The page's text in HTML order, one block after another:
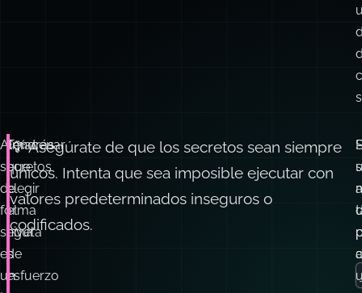
Almacenar
secretos
de
forma
segura
es
un
Tendrás
que
elegir
el
nivel
de
esfuerzo
💡 Asegúrate de que los secretos sean siempre
únicos. Intenta que sea imposible ejecutar con
valores predeterminados inseguros o
codificados.